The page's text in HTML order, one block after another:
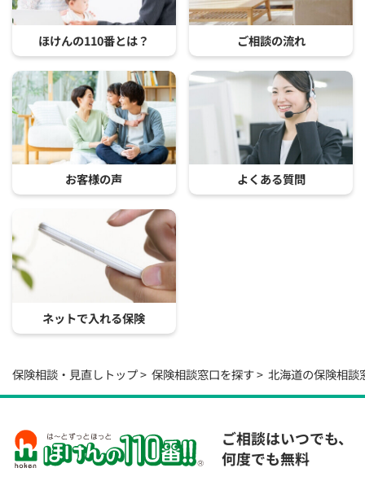
ほけんの110番とは？ ご相談の流れ
お客様の声 よくある質問
ネットで入れる保険
保険相談・見直しトップ 保険相談窓口を探す 北海道の保険相談
ご相談はいつでも、
何度でも無料